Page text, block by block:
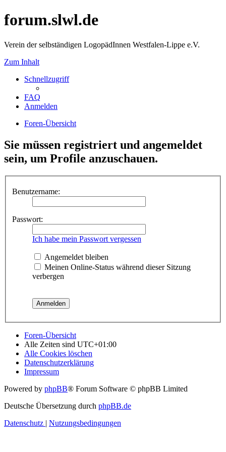
forum.slwl.de
Verein der selbständigen LogopädInnen Westfalen-Lippe e.V.
Zum Inhalt
Schnellzugriff
FAQ
Anmelden
Foren-Übersicht
Sie müssen registriert und angemeldet
sein, um Profile anzuschauen.
Benutzername:
Passwort:
Ich habe mein Passwort vergessen
Angemeldet bleiben
Meinen Online-Status während dieser Sitzung
verbergen
Foren-Übersicht
Alle Zeiten sind UTC+01:00
Alle Cookies löschen
Datenschutzerklärung
Impressum
Powered by phpBB® Forum Software © phpBB Limited
Deutsche Übersetzung durch phpBB.de
Datenschutz | Nutzungsbedingungen